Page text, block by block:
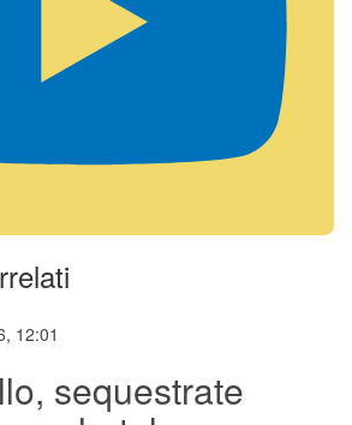
12:01
sequestrate